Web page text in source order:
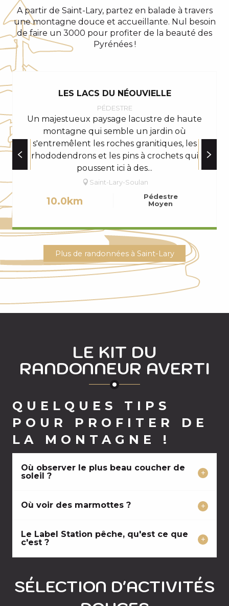
A partir de Saint-Lary, partez en balade à travers
une montagne douce et accueillante. Nul besoin
de faire un 3000 pour profiter de la beauté des
Pyrénées !
LES LACS DU NÉOUVIELLE
PÉDESTRE
Un majestueux paysage lacustre de haute
montagne qui semble un jardin où
s'entremêlent les roches granitiques, les
rhododendrons et les pins à crochets qui
poussent ici à des...
Saint-Lary-Soulan
10.0km
Pédestre
Moyen
Plus de randonnées à Saint-Lary
LE KIT DU
RANDONNEUR AVERTI
QUELQUES TIPS
POUR PROFITER DE
LA MONTAGNE !
Où observer le plus beau coucher de
soleil ?
Où voir des marmottes ?
Le Label Station pêche, qu'est ce que
c'est ?
SÉLECTION D'ACTIVITÉS